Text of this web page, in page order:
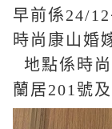
早前係24/
時尚康山婚
地點係時
蘭居201號